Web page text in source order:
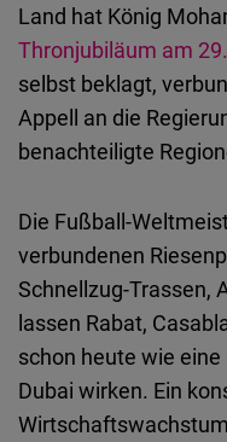
Land hat König
Thronjubiläum am
selbst beklagt,
Appell an die
benachteiligte
Die Fußball-
verbundenen
Schnellzug-Trassen,
lassen Rabat,
schon heute wie
Dubai wirken. Ein
Wirtschaftswachstum